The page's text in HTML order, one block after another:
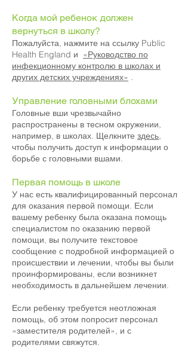
Когда мой ребенок должен
вернуться в школу?
Пожалуйста, нажмите на ссылку Public
Health England и «Руководство по
инфекционному контролю в школах и
других детских учреждениях» .
Управление головными блохами
Головные вши чрезвычайно
распространены в тесном окружении,
например, в школах. Щелкните здесь,
чтобы получить доступ к информации о
борьбе с головными вшами.
Первая помощь в школе
У нас есть квалифицированный персонал
для оказания первой помощи. Если
вашему ребенку была оказана помощь
специалистом по оказанию первой
помощи, вы получите текстовое
сообщение с подробной информацией о
происшествии и лечении, чтобы вы были
проинформированы, если возникнет
необходимость в дальнейшем лечении.
Если ребенку требуется неотложная
помощь, об этом попросит персонал
«заместителя родителей», и с
родителями свяжутся.